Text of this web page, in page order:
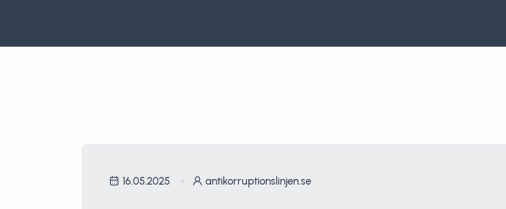
16.05.2025 antikorruptionslinjen.se